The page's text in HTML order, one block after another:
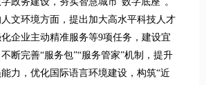
文环境方面，提出加大高水平科技人才
企业主动精准服务等9项任务，建设宜
断完善“服务包”“服务管家”机制，提升
力，优化国际语言环境建设，构筑“近